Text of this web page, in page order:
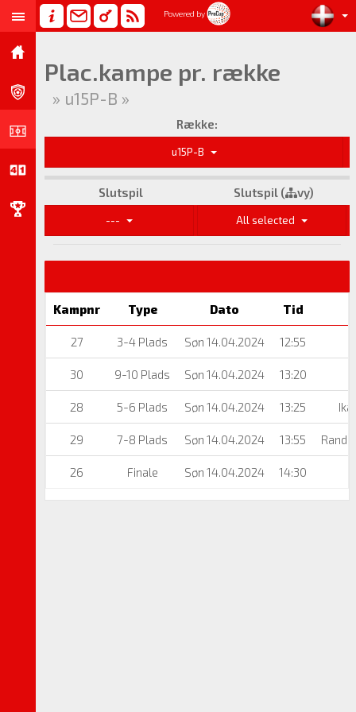
Powered by
Plac.kampe pr. række
» u15P-B »
Række:
u15P-B
Slutspil Slutspil ( vy)
--- All selected
Kampnr Type Dato Tid
27 3-4 Plads Søn 14.04.2024 12:55
30 9-10 Plads Søn 14.04.2024 13:20
28 5-6 Plads Søn 14.04.2024 13:25
29 7-8 Plads Søn 14.04.2024 13:55
26 Finale Søn 14.04.2024 14:30